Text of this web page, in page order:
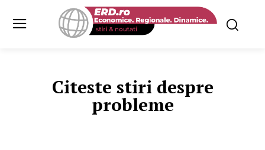
Citeste stiri despre
probleme